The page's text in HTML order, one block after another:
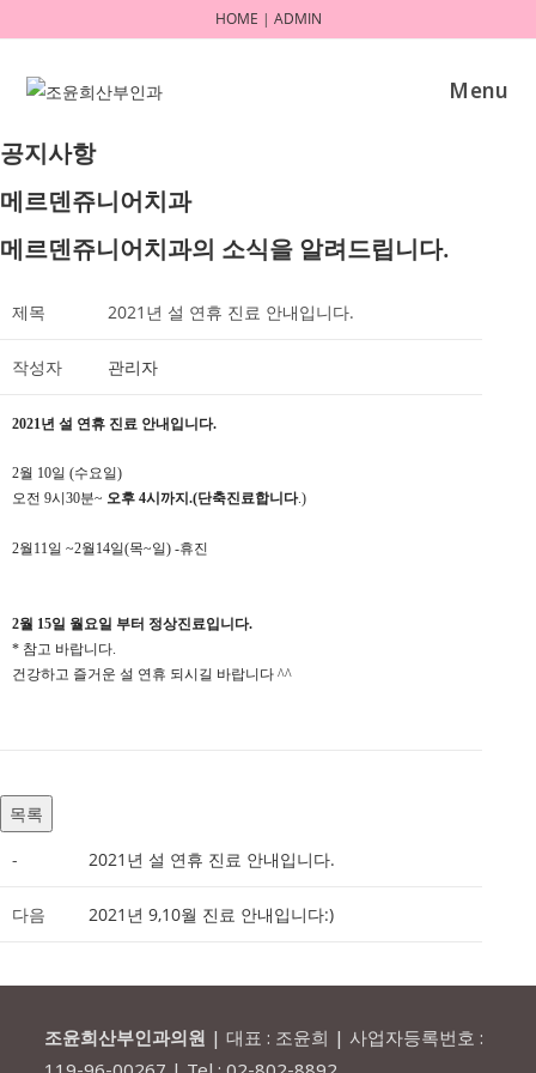
to
content
HOME | ADMIN
Menu
공지사항
메르덴쥬니어치과
메르덴쥬니어치과의 소식을 알려드립니다.
제목 2021년 설 연휴 진료 안내입니다.
작성자 관리자
2021년 설 연휴 진료 안내입니다.
2월 10일 (수요일)
오전 9시30분~ 오후 4시까지.(단축진료합니다.)
2월11일 ~2월14일(목~일) -휴진
2월 15일 월요일 부터 정상진료입니다.
* 참고 바랍니다.
건강하고 즐거운 설 연휴 되시길 바랍니다 ^^
목록
-
2021년 설 연휴 진료 안내입니다.
다음 2021년 9,10월 진료 안내입니다:)
조윤희산부인과의원 | 대표 : 조윤희 | 사업자등록번호 :